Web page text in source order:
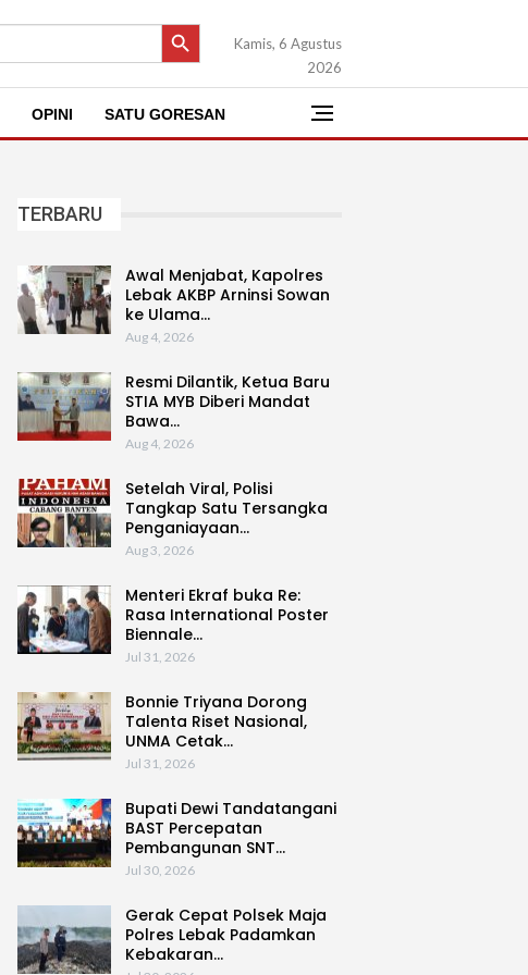
SEARCH BUTTON
Kamis, 6 Agustus
2026
OPINI SATU GORESAN
TERBARU
Awal Menjabat, Kapolres
Lebak AKBP Arninsi Sowan
ke Ulama…
Aug 4, 2026
Resmi Dilantik, Ketua Baru
STIA MYB Diberi Mandat
Bawa…
Aug 4, 2026
Setelah Viral, Polisi
Tangkap Satu Tersangka
Penganiayaan…
Aug 3, 2026
Menteri Ekraf buka Re:
Rasa International Poster
Biennale…
Jul 31, 2026
Bonnie Triyana Dorong
Talenta Riset Nasional,
UNMA Cetak…
Jul 31, 2026
Bupati Dewi Tandatangani
BAST Percepatan
Pembangunan SNT…
Jul 30, 2026
Gerak Cepat Polsek Maja
Polres Lebak Padamkan
Kebakaran…